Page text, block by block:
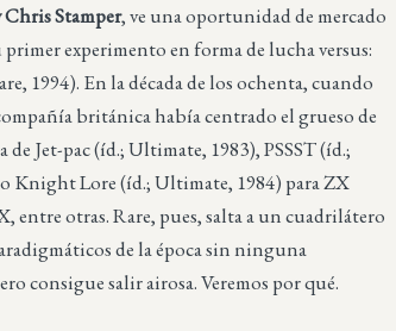
Stamper, ve una oportunidad de mercado
primer experimento en forma de lucha versus:
1994). En la década de los ochenta, cuando
británica había centrado el grueso de
de Jet-pac (íd.; Ultimate, 1983), PSSST (íd.;
Knight Lore (íd.; Ultimate, 1984) para ZX
entre otras. Rare, pues, salta a un cuadrilátero
de la época sin ninguna
consigue salir airosa. Veremos por qué.